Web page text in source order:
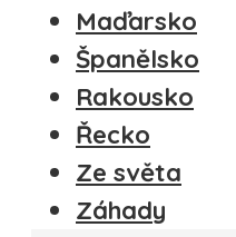
Maďarsko
Španělsko
Rakousko
Řecko
Ze světa
Záhady